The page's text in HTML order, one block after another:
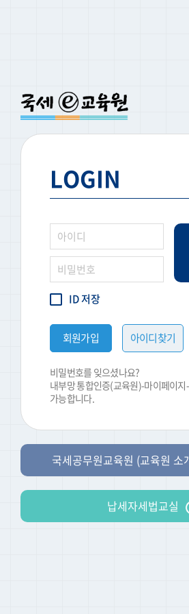
LOGIN
ID 저장
회원가입 아이디찾기
비밀번호를 잊으셨나요?
내부망 통합인증(교육원)-마이페이지
가능합니다.
국세공무원교육원 (교육원 소
납세자세법교실